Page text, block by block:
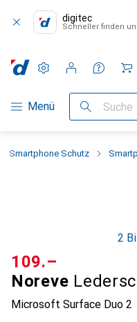
digitec
Schneller finden
Navigation nach Kategorien
Menü Suche
Einstellungen
Kundenkonto
Vergleichslisten
Merklisten
Warenkorb
Smartphone Schutz
2
Noreve
Microsoft Surface Duo 2
CHF
109.–